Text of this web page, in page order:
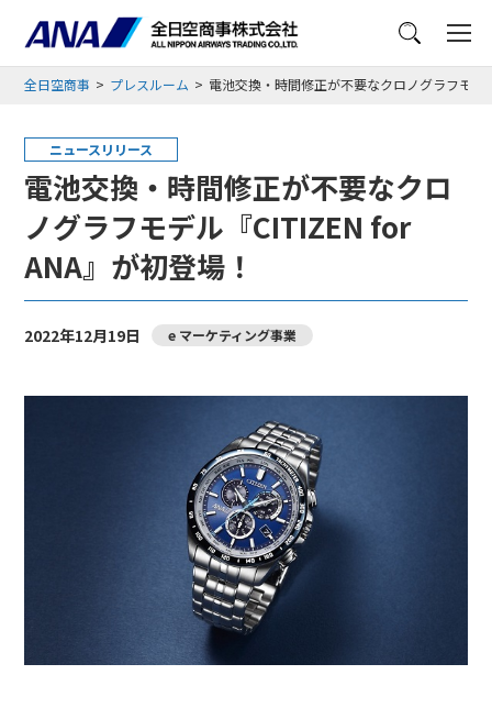
メニュー
全日空商事 プレスルーム 電池交換・時間修正が不要なクロノグラフモデ
ニュースリリース
電池交換・時間修正が不要なクロ
ノグラフモデル『CITIZEN for
ANA』が初登場！
2022年12月19日 e マーケティング事業